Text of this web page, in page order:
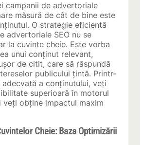
campanii de advertoriale
măsură de cât de bine este
O strategie eficientă
advertoriale SEO nu se
la cuvinte cheie. Este vorba
unui conținut relevant,
de citit, care să răspundă
publicului țintă. Printr-
a conținutului, veți
superioară în motorul
veți obține impactul maxim
Cheie: Baza Optimizării